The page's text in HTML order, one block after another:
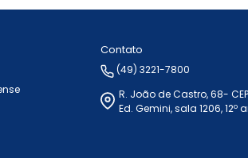
Contato
(49) 3221-7800
R. João de Castro, 68-
Ed. Gemini, sala 1206, 12º